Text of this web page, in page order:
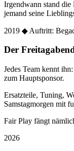
Irgendwann stand
jemand seine
2019 ◆ Auftritt:
Der
Jedes Team kennt
zum Hauptsponsor.
Ersatzteile, Tuning,
Samstagmorgen mit
Fair Play fängt
2026